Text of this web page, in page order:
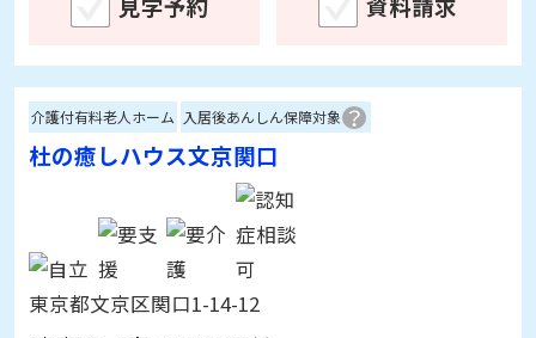
杜の癒しハウス文京関口
東京都文京区関口1-14-12
[空室]1～4室
※10/16更新
入居時費用：0～3,250万円